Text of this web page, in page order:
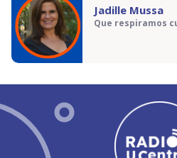
Jadille Mussa
Que respiramos